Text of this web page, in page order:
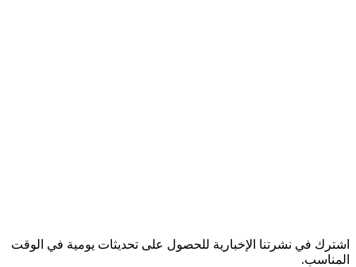
اشترك في نشرتنا الإخبارية للحصول على تحديثات يومية في الوقت
المناسب.